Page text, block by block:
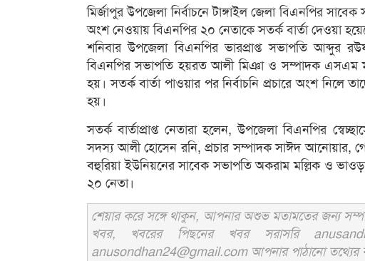
মির্জাপুর উপজেলা নির্বাচনে টাঙ্গাইল জেলা বিএনপির সাবেক
অংশ নেওয়ায় বিএনপির ২০ নেতাকে সতর্ক বার্তা দেওয়া
শনিবার উপজেলা বিএনপির ভারপ্রাপ্ত সভাপতি
বিএনপির সভাপতি হয়রত আলী মিঞা ও সম্পাদক এসএম
হয়। সতর্ক বার্তা পাওয়ার পর নির্বাচনি প্রচারে অংশ নিলে
হয়।
সতর্ক বার্তাপ্রাপ্ত নেতারা হলেন, উপজেলা বিএনপির
সদস্য আলী হোসেন রনি, প্রচার সম্পাদক সাঈদ আনোয়ার,
বহুরিয়া ইউনিয়নের সাবেক সভাপতি অকরাম মল্লিক ও
২০ নেতা।
শেয়ার করে সঙ্গে থাকুন, আপনার অশুভ মতামতের জন্য
খবর, খবরের পিছনের খবর সরাসরি
anusondhan24@gmail.com আপনার পাঠানো তথ্যের